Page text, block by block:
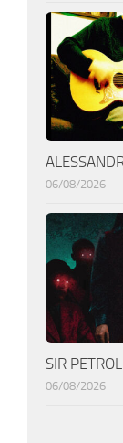
06/08/2026
SIR
06/08/2026